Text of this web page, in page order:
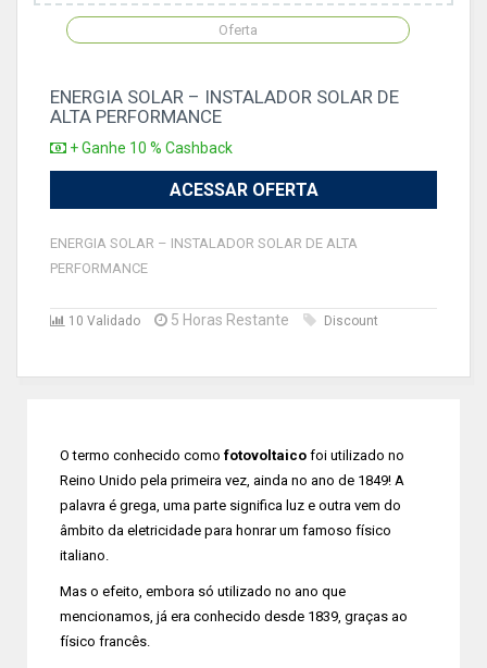
Oferta
ENERGIA SOLAR – INSTALADOR SOLAR DE
ALTA PERFORMANCE
+ Ganhe 10 % Cashback
ACESSAR OFERTA
ENERGIA SOLAR – INSTALADOR SOLAR DE ALTA
PERFORMANCE
10 Validado 5 Horas Restante Discount
O termo conhecido como fotovoltaico foi utilizado no
Reino Unido pela primeira vez, ainda no ano de 1849! A
palavra é grega, uma parte significa luz e outra vem do
âmbito da eletricidade para honrar um famoso físico
italiano.
Mas o efeito, embora só utilizado no ano que
mencionamos, já era conhecido desde 1839, graças ao
físico francês.